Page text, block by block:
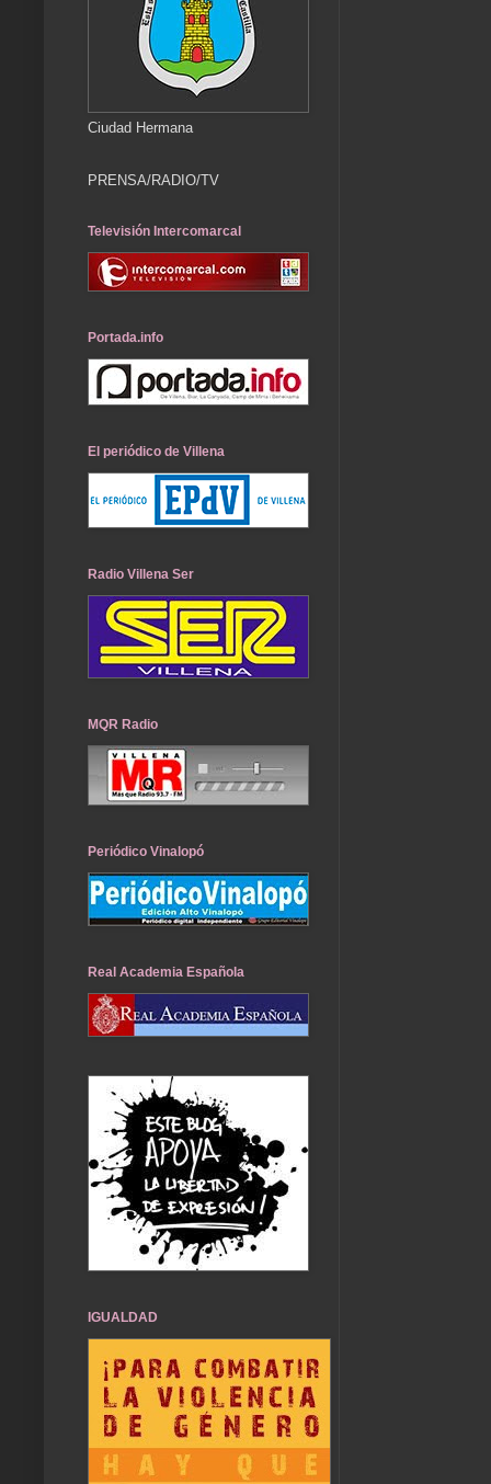
Ciudad Hermana
PRENSA/RADIO/TV
Televisión Intercomarcal
Portada.info
El periódico de Villena
Radio Villena Ser
MQR Radio
Periódico Vinalopó
Real Academia Española
IGUALDAD